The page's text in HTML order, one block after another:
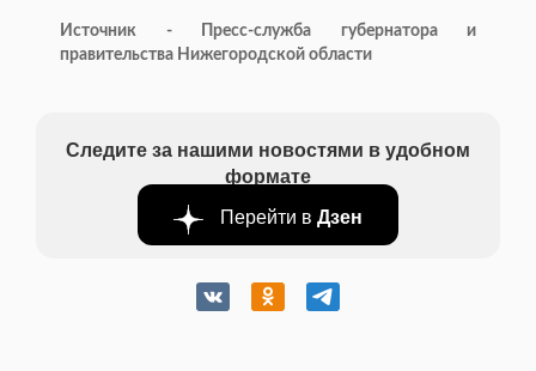
Источник - Пресс-служба губернатора и
правительства Нижегородской области
Следите за нашими новостями в удобном
формате
Перейти в Дзен